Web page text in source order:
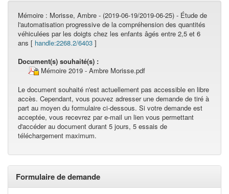
Mémoire : Morisse, Ambre - (2019-06-19/2019-06-25) - Étude de
l'automatisation progressive de la compréhension des quantités
véhiculées par les doigts chez les enfants âgés entre 2,5 et 6
ans [ handle:2268.2/6403 ]
Document(s) souhaité(s) :
Mémoire 2019 - Ambre Morisse.pdf
Le document souhaité n'est actuellement pas accessible en libre
accès. Cependant, vous pouvez adresser une demande de tiré à
part au moyen du formulaire ci-dessous. Si votre demande est
acceptée, vous recevrez par e-mail un lien vous permettant
d'accéder au document durant 5 jours, 5 essais de
téléchargement maximum.
Formulaire de demande